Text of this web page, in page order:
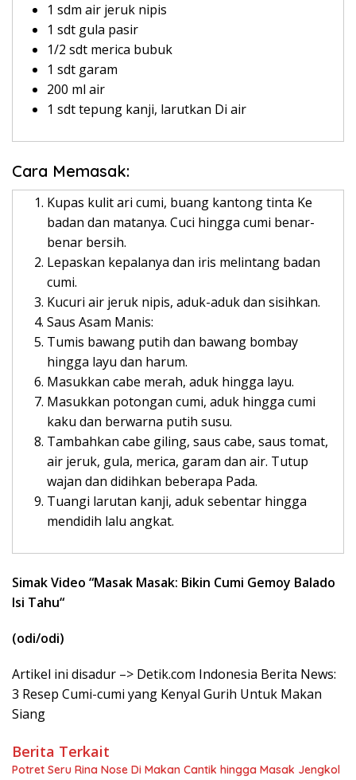
1 sdm air jeruk nipis
1 sdt gula pasir
1/2 sdt merica bubuk
1 sdt garam
200 ml air
1 sdt tepung kanji, larutkan Di air
Cara Memasak:
Kupas kulit ari cumi, buang kantong tinta Ke
badan dan matanya. Cuci hingga cumi benar-
benar bersih.
Lepaskan kepalanya dan iris melintang badan
cumi.
Kucuri air jeruk nipis, aduk-aduk dan sisihkan.
Saus Asam Manis:
Tumis bawang putih dan bawang bombay
hingga layu dan harum.
Masukkan cabe merah, aduk hingga layu.
Masukkan potongan cumi, aduk hingga cumi
kaku dan berwarna putih susu.
Tambahkan cabe giling, saus cabe, saus tomat,
air jeruk, gula, merica, garam dan air. Tutup
wajan dan didihkan beberapa Pada.
Tuangi larutan kanji, aduk sebentar hingga
mendidih lalu angkat.
Simak Video “Masak Masak: Bikin Cumi Gemoy Balado
Isi Tahu“
(odi/odi)
Artikel ini disadur –> Detik.com Indonesia Berita News:
3 Resep Cumi-cumi yang Kenyal Gurih Untuk Makan
Siang
Berita Terkait
Potret Seru Rina Nose Di Makan Cantik hingga Masak Jengkol